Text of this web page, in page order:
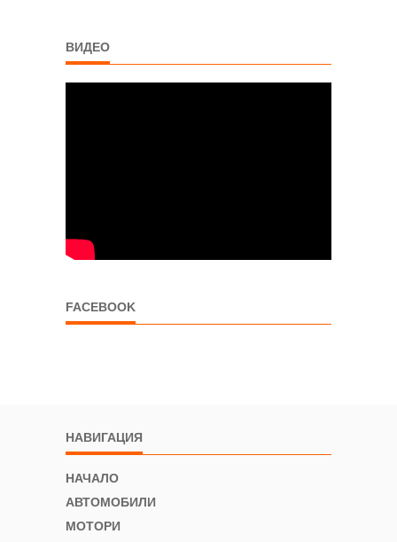
ВИДЕО
FACEBOOK
НАВИГАЦИЯ
НАЧАЛО
АВТОМОБИЛИ
МОТОРИ